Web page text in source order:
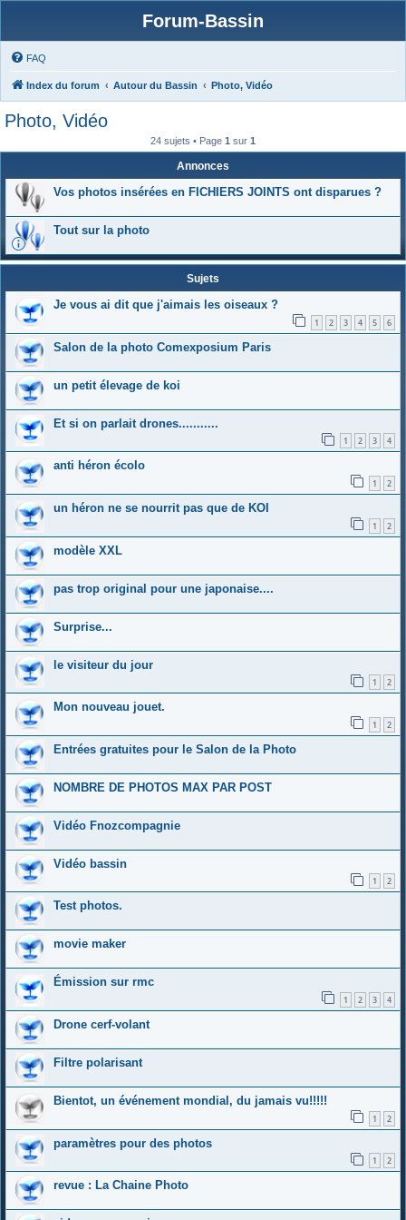
Forum-Bassin
FAQ
Index du forum Autour du Bassin Photo, Vidéo
Photo, Vidéo
24 sujets • Page 1 sur 1
Annonces
Vos photos insérées en FICHIERS JOINTS ont disparues ?
Tout sur la photo
Sujets
Je vous ai dit que j'aimais les oiseaux ?
1 2 3 4 5 6
Salon de la photo Comexposium Paris
un petit élevage de koi
Et si on parlait drones...........
1 2 3 4
anti héron écolo
1 2
un héron ne se nourrit pas que de KOI
1 2
modèle XXL
pas trop original pour une japonaise....
Surprise...
le visiteur du jour
1 2
Mon nouveau jouet.
1 2
Entrées gratuites pour le Salon de la Photo
NOMBRE DE PHOTOS MAX PAR POST
Vidéo Fnozcompagnie
Vidéo bassin
1 2
Test photos.
movie maker
Émission sur rmc
1 2 3 4
Drone cerf-volant
Filtre polarisant
Bientot, un événement mondial, du jamais vu!!!!!
1 2
paramètres pour des photos
1 2
revue : La Chaine Photo